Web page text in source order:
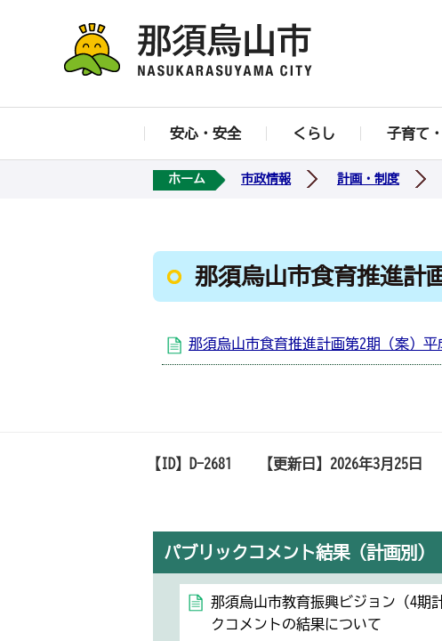
安心・安全 くらし 子育て
ホーム 市政情報 計画・制度
那須烏山市食育推進計
那須烏山市食育推進計画第2期（案）平
【ID】 D-2681 【更新日】 2026年3月25日
パブリックコメント結果（計画別）
那須烏山市教育振興ビジョン（4期
クコメントの結果について